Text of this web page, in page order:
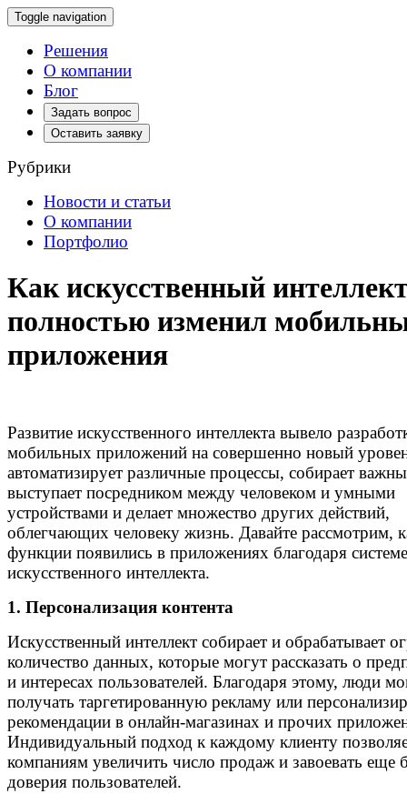
Toggle navigation
Решения
О компании
Блог
Задать вопрос
Оставить заявку
Рубрики
Новости и статьи
О компании
Портфолио
Как искусственный
полностью изменил
приложения
Развитие искусственного интеллекта вывело
мобильных приложений на совершенно новый
автоматизирует различные процессы, собирает
выступает посредником между человеком и умными
устройствами и делает множество других действий,
облегчающих человеку жизнь. Давайте рассмотрим,
функции появились в приложениях благодаря системе
искусственного интеллекта.
1. Персонализация контента
Искусственный интеллект собирает и обрабатывает
количество данных, которые могут рассказать о
и интересах пользователей. Благодаря этому, люди
получать таргетированную рекламу или
рекомендации в онлайн-магазинах и прочих
Индивидуальный подход к каждому клиенту
компаниям увеличить число продаж и завоевать еще
доверия пользователей.